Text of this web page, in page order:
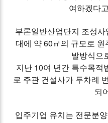
여하겠다
부론일반산업단지 조성
대에 약 60㎡의 규모로 원
발방식으
지난 10여 년간 특수목적
로 주관 건설사가 두차례
되
입주기업 유치는 전문분